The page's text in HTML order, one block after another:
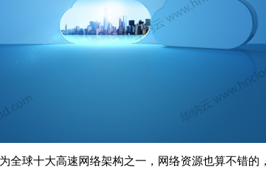
球十大高速网络架构之一，网络资源也算不错的